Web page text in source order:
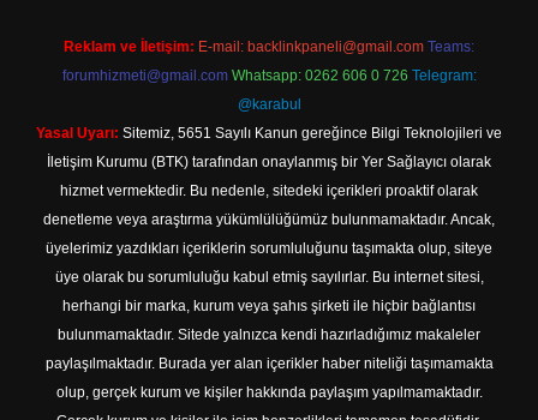
Reklam ve İletişim: E-mail: backlinkpaneli@gmail.com Teams:
forumhizmeti@gmail.com Whatsapp: 0262 606 0 726 Telegram:
@karabul
Yasal Uyarı: Sitemiz, 5651 Sayılı Kanun gereğince Bilgi Teknolojileri ve
İletişim Kurumu (BTK) tarafından onaylanmış bir Yer Sağlayıcı olarak
hizmet vermektedir. Bu nedenle, sitedeki içerikleri proaktif olarak
denetleme veya araştırma yükümlülüğümüz bulunmamaktadır. Ancak,
üyelerimiz yazdıkları içeriklerin sorumluluğunu taşımakta olup, siteye
üye olarak bu sorumluluğu kabul etmiş sayılırlar. Bu internet sitesi,
herhangi bir marka, kurum veya şahıs şirketi ile hiçbir bağlantısı
bulunmamaktadır. Sitede yalnızca kendi hazırladığımız makaleler
paylaşılmaktadır. Burada yer alan içerikler haber niteliği taşımamakta
olup, gerçek kurum ve kişiler hakkında paylaşım yapılmamaktadır.